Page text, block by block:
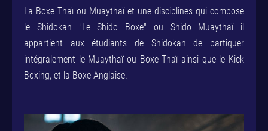
La Boxe Thaï ou Muaythaï et une disciplines qui compose
le Shidokan "Le Shido Boxe" ou Shido Muaythaï il
appartient aux étudiants de Shidokan de partiquer
intégralement le Muaythaï ou Boxe Thaï ainsi que le Kick
Boxing, et la Boxe Anglaise.